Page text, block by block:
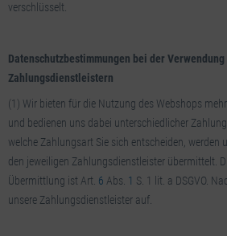
verschlüsselt.
Datenschutzbestimmungen bei der
Zahlungsdienstleistern
(1) Wir bieten für die Nutzung des Webshops
und bedienen uns dabei unterschiedlicher
welche Zahlungsart Sie sich entscheiden, werden
den jeweiligen Zahlungsdienstleister übermittelt.
Übermittlung ist Art. 6 Abs. 1 S. 1 lit. a DSGVO.
unsere Zahlungsdienstleister auf.